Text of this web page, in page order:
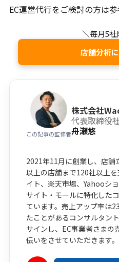
EC運営代行をご検討の方は参
＼毎月5
店舗分析
この記事の監修者
株式会社
代表取締役
舟瀬悠
2021年11月に創業し、店
以上の店舗まで120社以上
イト、楽天市場、Yahooシ
サイト・モールに特化した
ています。売上アップ率は
たことがあるコンサルタン
サインし、EC事業者さまの
伝いをさせていただきます。